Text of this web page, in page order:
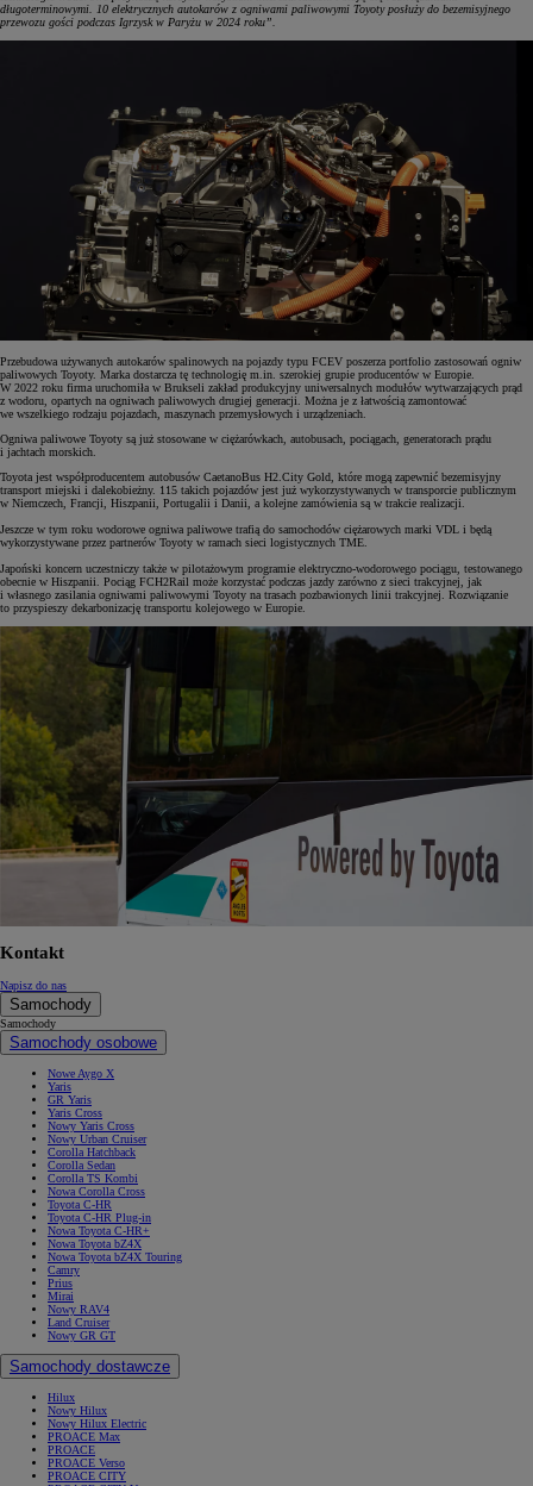
długoterminowymi. 10 elektrycznych autokarów z ogniwami paliwowymi Toyoty posłuży do bezemisyjnego
przewozu gości podczas Igrzysk w Paryżu w 2024 roku”.
Przebudowa używanych autokarów spalinowych na pojazdy typu FCEV poszerza portfolio zastosowań ogniw
paliwowych Toyoty. Marka dostarcza tę technologię m.in. szerokiej grupie producentów w Europie.
W 2022 roku firma uruchomiła w Brukseli zakład produkcyjny uniwersalnych modułów wytwarzających prąd
z wodoru, opartych na ogniwach paliwowych drugiej generacji. Można je z łatwością zamontować
we wszelkiego rodzaju pojazdach, maszynach przemysłowych i urządzeniach.
Ogniwa paliwowe Toyoty są już stosowane w ciężarówkach, autobusach, pociągach, generatorach prądu
i jachtach morskich.
Toyota jest współproducentem autobusów CaetanoBus H2.City Gold, które mogą zapewnić bezemisyjny
transport miejski i dalekobieżny. 115 takich pojazdów jest już wykorzystywanych w transporcie publicznym
w Niemczech, Francji, Hiszpanii, Portugalii i Danii, a kolejne zamówienia są w trakcie realizacji.
Jeszcze w tym roku wodorowe ogniwa paliwowe trafią do samochodów ciężarowych marki VDL i będą
wykorzystywane przez partnerów Toyoty w ramach sieci logistycznych TME.
Japoński koncern uczestniczy także w pilotażowym programie elektryczno-wodorowego pociągu, testowanego
obecnie w Hiszpanii. Pociąg FCH2Rail może korzystać podczas jazdy zarówno z sieci trakcyjnej, jak
i własnego zasilania ogniwami paliwowymi Toyoty na trasach pozbawionych linii trakcyjnej. Rozwiązanie
to przyspieszy dekarbonizację transportu kolejowego w Europie.
Kontakt
Napisz do nas
Samochody
Samochody
Samochody osobowe
Nowe Aygo X
Yaris
GR Yaris
Yaris Cross
Nowy Yaris Cross
Nowy Urban Cruiser
Corolla Hatchback
Corolla Sedan
Corolla TS Kombi
Nowa Corolla Cross
Toyota C-HR
Toyota C-HR Plug-in
Nowa Toyota C-HR+
Nowa Toyota bZ4X
Nowa Toyota bZ4X Touring
Camry
Prius
Mirai
Nowy RAV4
Land Cruiser
Nowy GR GT
Samochody dostawcze
Hilux
Nowy Hilux
Nowy Hilux Electric
PROACE Max
PROACE
PROACE Verso
PROACE CITY